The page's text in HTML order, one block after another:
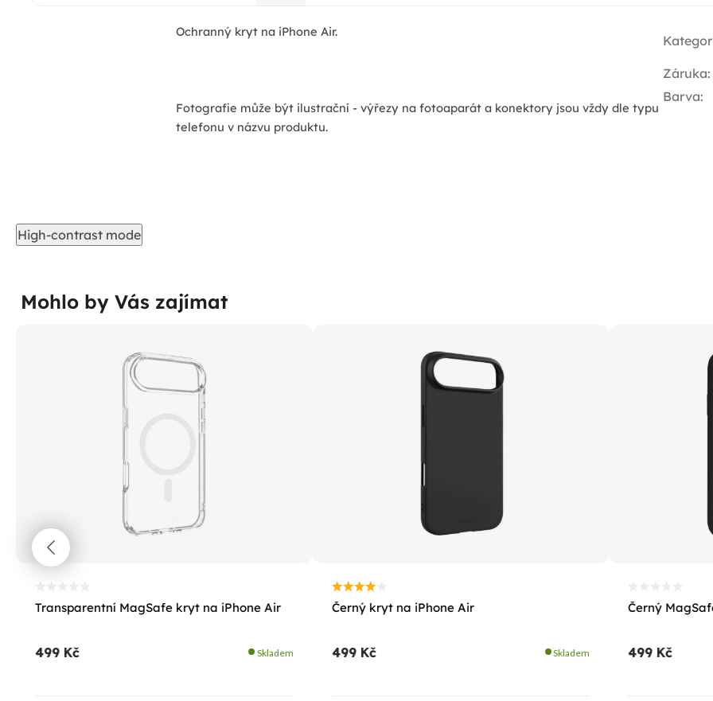
Ochranný kryt na iPhone Air.
Fotografie může být ilustrační - výřezy na fotoaparát a konektory jsou vždy dle typu
telefonu v názvu produktu.
Záruka:
Barva:
High-contrast mode
Mohlo by Vás zajímat
Transparentní MagSafe kryt na iPhone Air
499 Kč Skladem
Černý kryt na iPhone Air
499 Kč Skladem
Černý
499 Kč